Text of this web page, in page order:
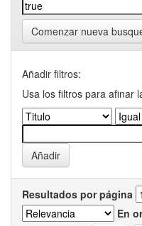
Comenzar nueva
Añadir filtros:
Usa los filtros para afinar
Resultados por página
En